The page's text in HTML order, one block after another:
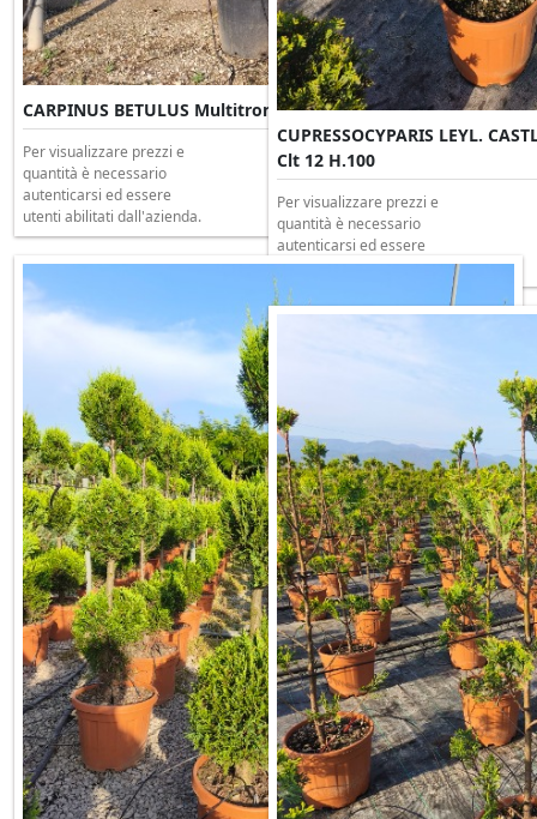
CARPINUS BETULUS Multitronco Clt 110 H.300/350
Per visualizzare prezzi e
quantità è necessario
autenticarsi ed essere
utenti abilitati dall'azienda.
CUPRESSOCYPARIS LEYL.
Clt 12 H.100
Per visualizzare prezzi e
quantità è necessario
autenticarsi ed essere
utenti abilitati dall'azienda.